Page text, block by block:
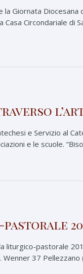
Giornata
Casa Circondariale
e Servizio al
e le scuole.
liturgico-pastorale
Wenner 37